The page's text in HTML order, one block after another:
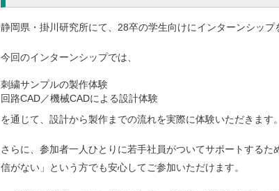
静岡県・掛川研究所にて、28卒の学生向けにインターンシップ
今回のインターンシップでは、
刺繍サンプルの製作体験
回路CAD／機械CADによる設計体験
を通じて、設計から製作までの流れを実際に体験いただきます。
さらに、参加者一人ひとりに若手社員がついてサポートする
信がない」という方でも安心してご参加いただけます。